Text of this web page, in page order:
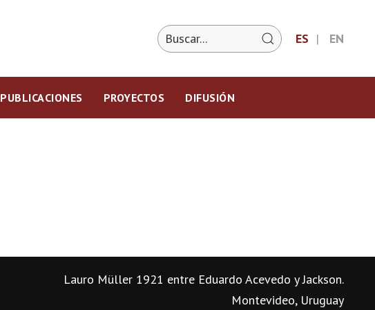
ES EN
PUBLICACIONES PROYECTOS DIFUSIÓN
Lauro Müller 1921 entre Eduardo Acevedo y Jackson.
Montevideo, Uruguay